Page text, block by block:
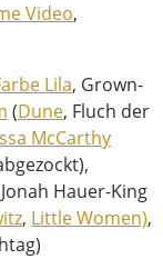
Video,
Lila, Grown-
(Dune, Fluch der
McCarthy
Hauer-King
, Little Women),